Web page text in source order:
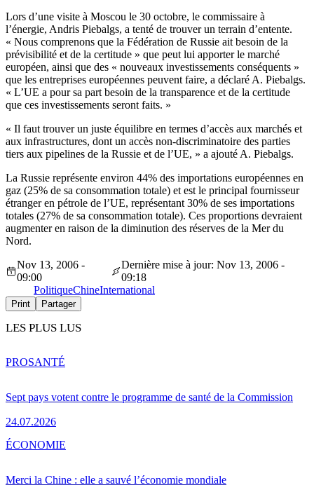
Lors d’une visite à Moscou le 30 octobre, le commissaire à
l’énergie, Andris Piebalgs, a tenté de trouver un terrain d’entente.
« Nous comprenons que la Fédération de Russie ait besoin de la
prévisibilité et de la certitude » que peut lui apporter le marché
européen, ainsi que des « nouveaux investissements conséquents »
que les entreprises européennes peuvent faire, a déclaré A. Piebalgs.
« L’UE a pour sa part besoin de la transparence et de la certitude
que ces investissements seront faits. »
« Il faut trouver un juste équilibre en termes d’accès aux marchés et
aux infrastructures, dont un accès non-discriminatoire des parties
tiers aux pipelines de la Russie et de l’UE, » a ajouté A. Piebalgs.
La Russie représente environ 44% des importations européennes en
gaz (25% de sa consommation totale) et est le principal fournisseur
étranger en pétrole de l’UE, représentant 30% de ses importations
totales (27% de sa consommation totale). Ces proportions devraient
augmenter en raison de la diminution des réserves de la Mer du
Nord.
Nov 13, 2006 -
09:00
Dernière mise à jour: Nov 13, 2006 -
09:18
PolitiqueChineInternational
Print Partager
LES PLUS LUS
Sept pays votent contre le programme de santé de la Commission
24.07.2026
PROSANTÉ
Merci la Chine : elle a sauvé l’économie mondiale
ÉCONOMIE